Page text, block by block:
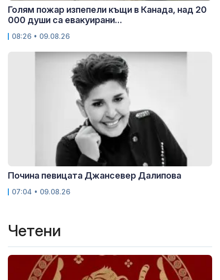
Голям пожар изпепели къщи в Канада, над 20
000 души са евакуирани...
08:26 • 09.08.26
Почина певицата Джансевер Далипова
07:04 • 09.08.26
Четени